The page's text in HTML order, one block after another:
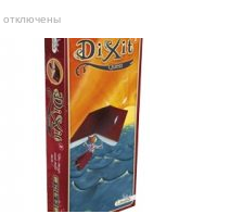
Покупайте
настольные
магазине
«Игромаг»!
отключены